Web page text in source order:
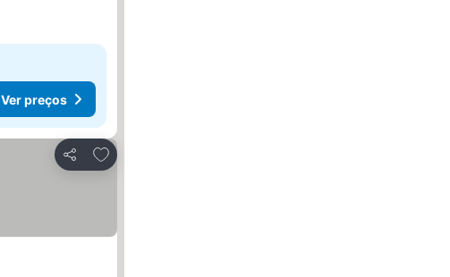
Ver preços
Partilhar
Adicionar aos favoritos